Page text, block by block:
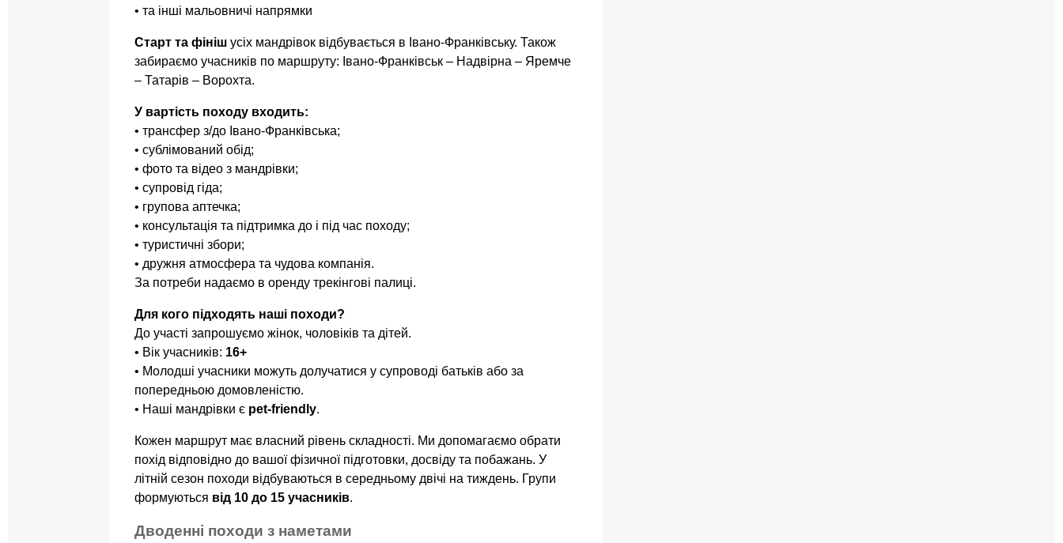
• та інші мальовничі напрямки
Старт та фініш усіх мандрівок відбувається в Івано-Франківську. Також
забираємо учасників по маршруту: Івано-Франківськ – Надвірна – Яремче
– Татарів – Ворохта.
У вартість походу входить:
• трансфер з/до Івано-Франківська;
• сублімований обід;
• фото та відео з мандрівки;
• супровід гіда;
• групова аптечка;
• консультація та підтримка до і під час походу;
• туристичні збори;
• дружня атмосфера та чудова компанія.
За потреби надаємо в оренду трекінгові палиці.
Для кого підходять наші походи?
До участі запрошуємо жінок, чоловіків та дітей.
• Вік учасників: 16+
• Молодші учасники можуть долучатися у супроводі батьків або за
попередньою домовленістю.
• Наші мандрівки є pet-friendly.
Кожен маршрут має власний рівень складності. Ми допомагаємо обрати
похід відповідно до вашої фізичної підготовки, досвіду та побажань. У
літній сезон походи відбуваються в середньому двічі на тиждень. Групи
формуються від 10 до 15 учасників.
Дводенні походи з наметами